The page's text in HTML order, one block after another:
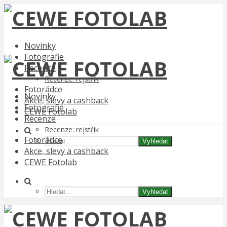
Novinky
Fotografie
Recenze
Recenze: rejstřík
Fotorádce
Akce, slevy a cashback
CEWE Fotolab
Vyhledat
Novinky
Fotografie
Recenze
Recenze: rejstřík
Fotorádce
Akce, slevy a cashback
CEWE Fotolab
Vyhledat